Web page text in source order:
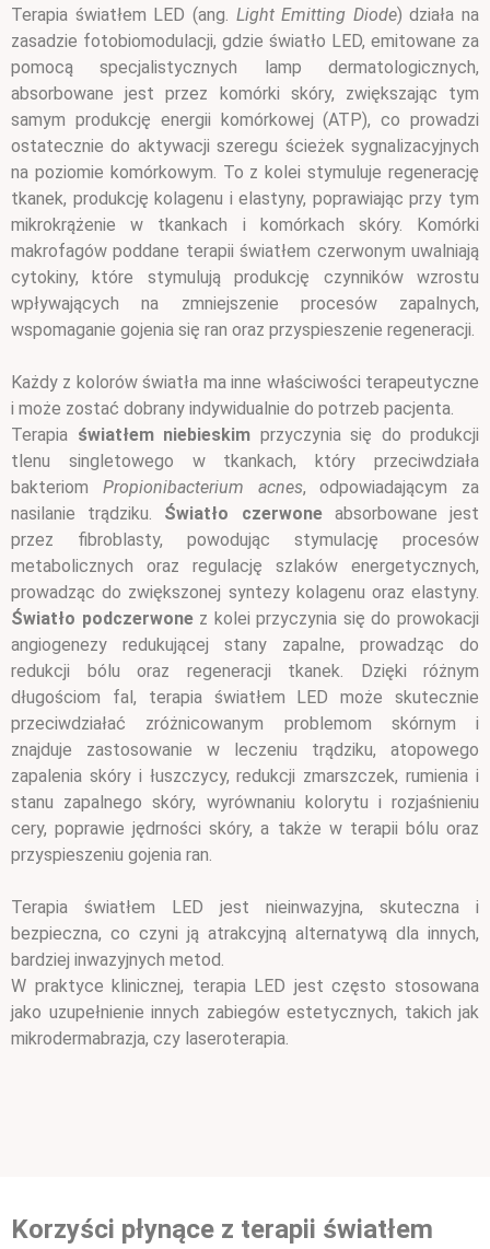
Terapia światłem LED (ang. Light Emitting Diode) działa na
zasadzie fotobiomodulacji, gdzie światło LED, emitowane za
pomocą specjalistycznych lamp dermatologicznych,
absorbowane jest przez komórki skóry, zwiększając tym
samym produkcję energii komórkowej (ATP), co prowadzi
ostatecznie do aktywacji szeregu ścieżek sygnalizacyjnych
na poziomie komórkowym. To z kolei stymuluje regenerację
tkanek, produkcję kolagenu i elastyny, poprawiając przy tym
mikrokrążenie w tkankach i komórkach skóry. Komórki
makrofagów poddane terapii światłem czerwonym uwalniają
cytokiny, które stymulują produkcję czynników wzrostu
wpływających na zmniejszenie procesów zapalnych,
wspomaganie gojenia się ran oraz przyspieszenie regeneracji.
Każdy z kolorów światła ma inne właściwości terapeutyczne
i może zostać dobrany indywidualnie do potrzeb pacjenta.
Terapia światłem niebieskim przyczynia się do produkcji
tlenu singletowego w tkankach, który przeciwdziała
bakteriom Propionibacterium acnes, odpowiadającym za
nasilanie trądziku. Światło czerwoneabsorbowane jest
przez fibroblasty, powodując stymulację procesów
metabolicznych oraz regulację szlaków energetycznych,
prowadząc do zwiększonej syntezy kolagenu oraz elastyny.
Światło podczerwonez kolei przyczynia się do prowokacji
angiogenezy redukującej stany zapalne, prowadząc do
redukcji bólu oraz regeneracji tkanek. Dzięki różnym
długościom fal, terapia światłem LED może skutecznie
przeciwdziałać zróżnicowanym problemom skórnym i
znajduje zastosowanie w leczeniu trądziku, atopowego
zapalenia skóry i łuszczycy, redukcji zmarszczek, rumienia i
stanu zapalnego skóry, wyrównaniu kolorytu i rozjaśnieniu
cery, poprawie jędrności skóry, a także w terapii bólu oraz
przyspieszeniu gojenia ran.
Terapia światłem LED jest nieinwazyjna, skuteczna i
bezpieczna, co czyni ją atrakcyjną alternatywą dla innych,
bardziej inwazyjnych metod.
W praktyce klinicznej, terapia LED jest często stosowana
jako uzupełnienie innych zabiegów estetycznych, takich jak
mikrodermabrazja, czy laseroterapia.
Korzyści płynące z terapii światłem